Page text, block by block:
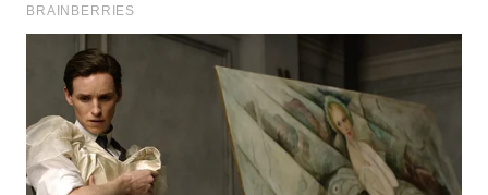
MADURA
WN
SURABAYA